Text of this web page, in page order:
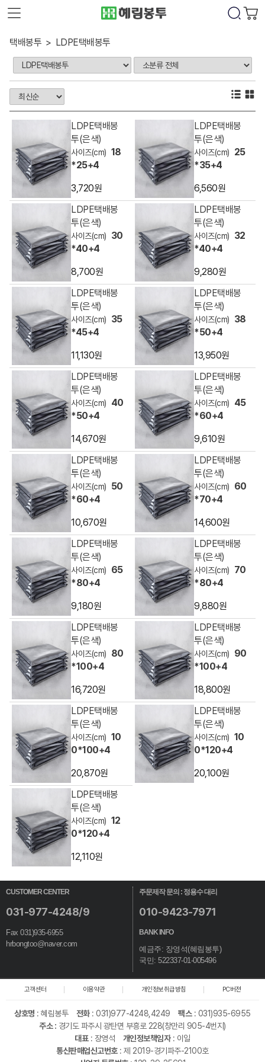
택배봉투 LDPE택배봉투
LDPE택배봉
투(은색)
18
*25+4
3,720원
LDPE택배봉
투(은색)
25
*35+4
6,560원
LDPE택배봉
투(은색)
30
*40+4
8,700원
LDPE택배봉
투(은색)
32
*40+4
9,280원
LDPE택배봉
투(은색)
35
*45+4
11,130원
LDPE택배봉
투(은색)
38
*50+4
13,950원
LDPE택배봉
투(은색)
40
*50+4
14,670원
LDPE택배봉
투(은색)
45
*60+4
9,610원
LDPE택배봉
투(은색)
50
*60+4
10,670원
LDPE택배봉
투(은색)
60
*70+4
14,600원
LDPE택배봉
투(은색)
65
*80+4
9,180원
LDPE택배봉
투(은색)
70
*80+4
9,880원
LDPE택배봉
투(은색)
80
*100+4
16,720원
LDPE택배봉
투(은색)
90
*100+4
18,800원
LDPE택배봉
투(은색)
10
0*100+4
20,870원
LDPE택배봉
투(은색)
10
0*120+4
20,100원
LDPE택배봉
투(은색)
12
0*120+4
12,110원
CUSTOMER CENTER
031-977-4248/9
Fax 031)935-6955
hrbongtoo@naver.com
주문제작 문의 : 정용수 대리
010-9423-7971
BANK INFO
예금주: 장영석(혜림봉투)
국민: 522337-01-005496
고객센터 이용약관 개인정보취급방침 PC버젼
상호명 :혜림봉투 전화: 031)977-4248,4249 팩스: 031)935-6955
주소 : 경기도 파주시 광탄면 부흥로 228(창만리 905-4번지)
대표: 장영석 개인정보책임자: 이일
통신판매업신고번호: 제 2019-경기파주-2100호